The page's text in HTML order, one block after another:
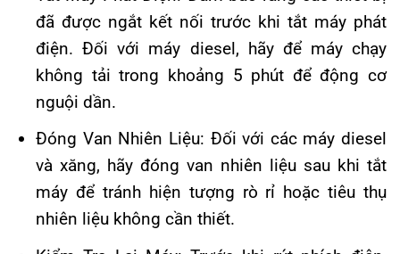
đã được ngắt kết nối trước khi tắt máy phát
điện. Đối với máy diesel, hãy để máy chạy
không tải trong khoảng 5 phút để động cơ
nguội dần.
Đóng Van Nhiên Liệu: Đối với các máy diesel
và xăng, hãy đóng van nhiên liệu sau khi tắt
máy để tránh hiện tượng rò rỉ hoặc tiêu thụ
nhiên liệu không cần thiết.